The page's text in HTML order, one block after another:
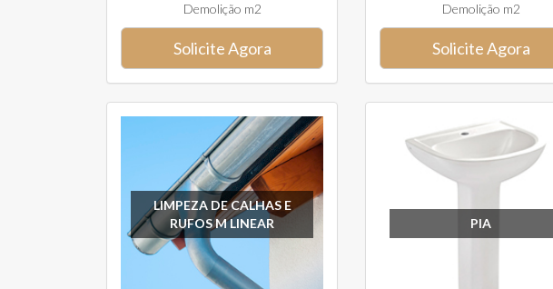
Demolição m2
Solicite Agora
Demolição m2
Solicite Agora
LIMPEZA DE CALHAS E
RUFOS M LINEAR
PIA